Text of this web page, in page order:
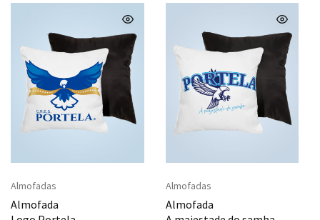
Almofadas
Almofada
Almofadas
Almofada